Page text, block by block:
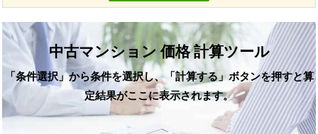
中古マンション 価格 計算ツール
「条件選択」から条件を選択し、「計算する」ボタンを押すと算
定結果がここに表示されます。